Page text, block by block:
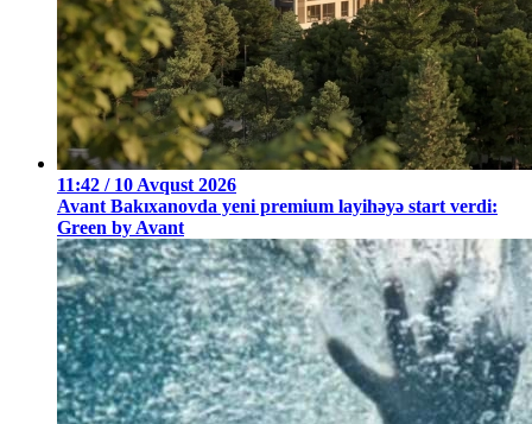
11:42 / 10 Avqust 2026
Avant Bakıxanovda yeni premium layihəyə start verdi:
Green by Avant